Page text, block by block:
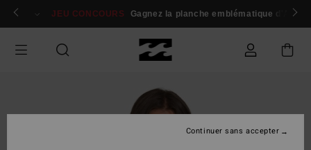
Passer
Se connecter / s'inscrire
JEU CONCOURS Gagnez la planche emblématique d'Andy
Continuer sans accepter